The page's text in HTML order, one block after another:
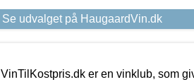
Se udvalget på HaugaardVin.dk
VinTilKostpris.dk er en vinklub, som